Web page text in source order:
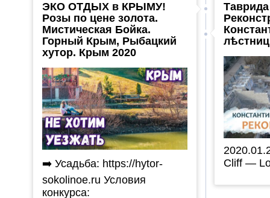
Cliff —
ЭКО ОТДЫХ в КРЫМУ!
Розы по цене золота.
Мистическая Бойка.
Горный Крым, Рыбацкий
хутор. Крым 2020
➡️ Усадьба: https://hytor-
sokolinoe.ru Условия
конкурса: